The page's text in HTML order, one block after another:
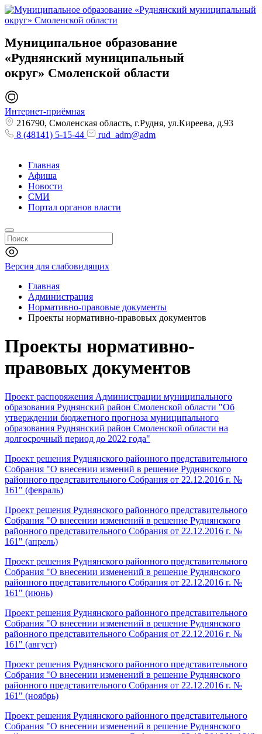
Муниципальное образование
«Руднянский муниципальный
округ» Смоленской области
Интернет-приёмная
216790, Смоленская область, г.Рудня, ул.Киреева, д.93
8 (48141) 5-15-44
rud_adm@adm
Главная
Афиша
Новости
СМИ
Портал органов власти
Версия для слабовидящих
Главная
Администрация
Нормативно-правовые документы
Проекты нормативно-правовых документов
Проекты нормативно-
правовых документов
Проект распоряжения Администрации муниципального
образования Руднянский район Смоленской области "Об
утверждении бюджетного прогноза муниципального
образования Руднянский район Смоленской области на
долгосрочный период до 2022 года"
Проект решения Руднянского районного представительного
Собрания "О внесении измений в решение Руднянского
районного представительного Собрания от 22.12.2016 г. №
161" (февраль)
Проект решения Руднянского районного представительного
Собрания "О внесении изменений в решение Руднянского
районного представительного Собрания от 22.12.2016 г. №
161" (апрель)
Проект решения Руднянского районного представительного
Собрания "О внесении изменений в решение Руднянского
районного представительного Собрания от 22.12.2016 г. №
161" (июнь)
Проект решения Руднянского районного представительного
Собрания "О внесении изменений в решение Руднянского
районного представительного Собрания от 22.12.2016 г. №
161" (август)
Проект решения Руднянского районного представительного
Собрания "О внесении изменений в решение Руднянского
районного представительного Собрания от 22.12.2016 г. №
161" (ноябрь)
Проект решения Руднянского районного представительного
Собрания "О внесении изменений в решение Руднянского